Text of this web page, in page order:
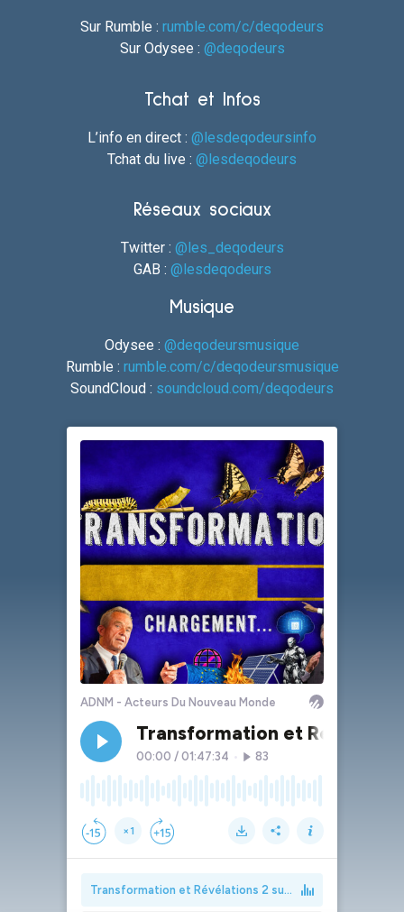
Sur Rumble : rumble.com/c/deqodeurs
Sur Odysee : @deqodeurs
Tchat et Infos
L’info en direct : @lesdeqodeursinfo
Tchat du live : @lesdeqodeurs
Réseaux sociaux
Twitter : @les_deqodeurs
GAB : @lesdeqodeurs
Musique
Odysee : @deqodeursmusique
Rumble : rumble.com/c/deqodeursmusique
SoundCloud : soundcloud.com/deqodeurs